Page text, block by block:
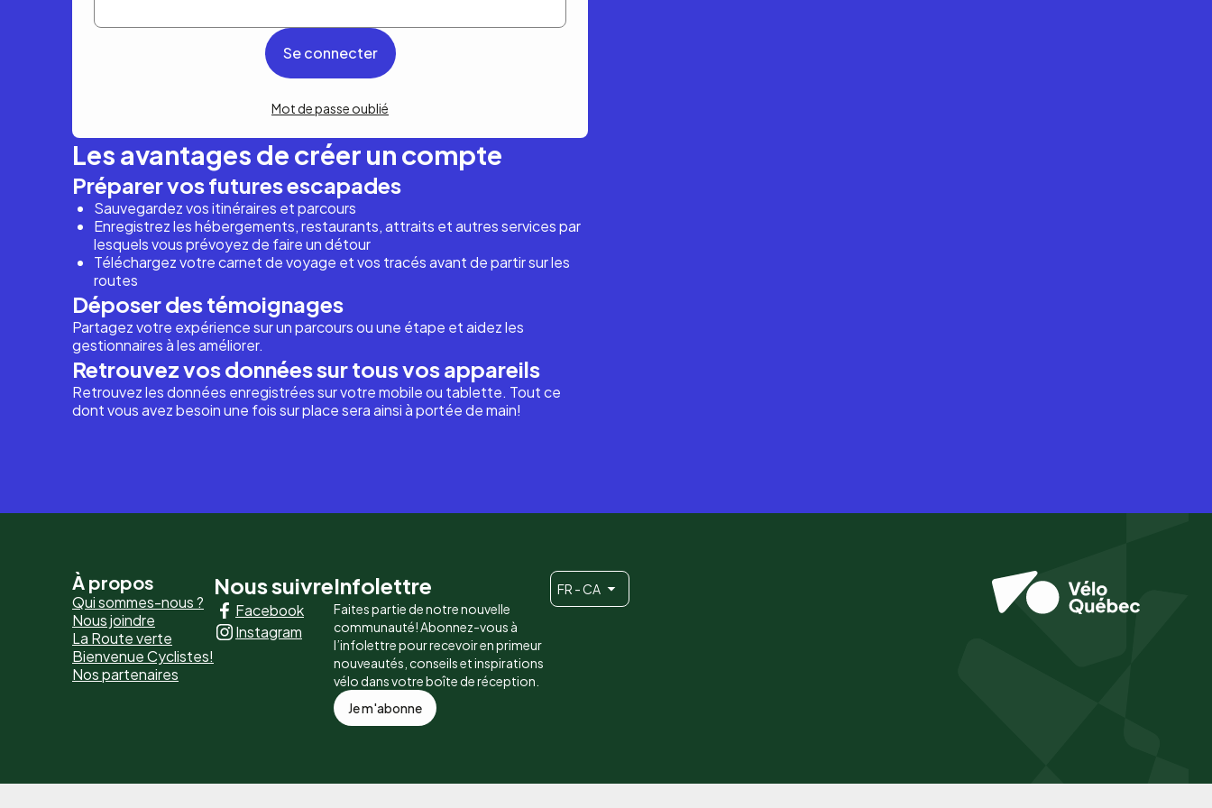
Mot de passe oublié
Les avantages de créer un compte
Préparer vos futures escapades
Sauvegardez vos itinéraires et parcours
Enregistrez les hébergements, restaurants, attraits et autres services par
lesquels vous prévoyez de faire un détour
Téléchargez votre carnet de voyage et vos tracés avant de partir sur les
routes
Déposer des témoignages
Partagez votre expérience sur un parcours ou une étape et aidez les
gestionnaires à les améliorer.
Retrouvez vos données sur tous vos appareils
Retrouvez les données enregistrées sur votre mobile ou tablette. Tout ce
dont vous avez besoin une fois sur place sera ainsi à portée de main!
Pied
de
page
-
À propos
Qui sommes-nous ?
Nous joindre
La Route verte
Bienvenue Cyclistes!
Nos partenaires
Nous suivre
Facebook
Instagram
Infolettre
Faites partie de notre nouvelle
communauté! Abonnez-vous à
l’infolettre pour recevoir en primeur
nouveautés, conseils et inspirations
vélo dans votre boîte de réception.
Je m'abonne
FR - CA